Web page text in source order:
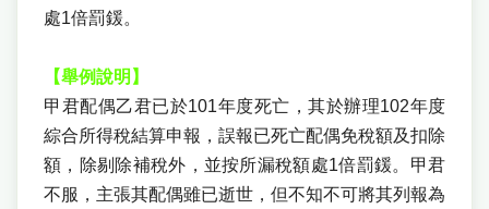
處1倍罰鍰。
【舉例說明】
甲君配偶乙君已於101年度死亡，其於辦理102年度
綜合所得稅結算申報，誤報已死亡配偶免稅額及扣除
額，除剔除補稅外，並按所漏稅額處1倍罰鍰。甲君
不服，主張其配偶雖已逝世，但不知不可將其列報為